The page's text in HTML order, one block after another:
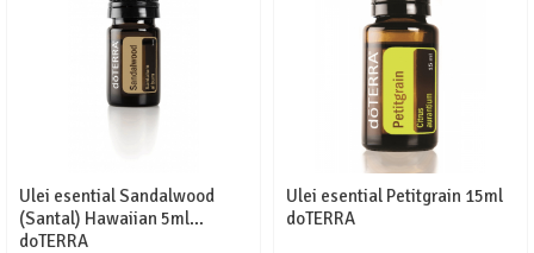
Ulei esential Sandalwood
(Santal) Hawaiian 5ml
doTERRA
Ulei esential Petitgrain 15ml
doTERRA